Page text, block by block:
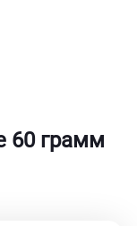
60 грамм